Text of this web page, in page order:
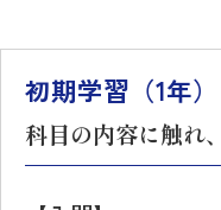
初期学習（1年）
科目の内容に触れ